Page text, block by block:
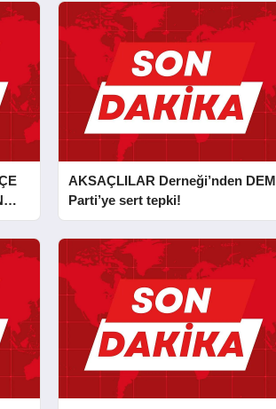
AKSAÇLILAR Derneği’nden DEM
Parti’ye sert tepki!